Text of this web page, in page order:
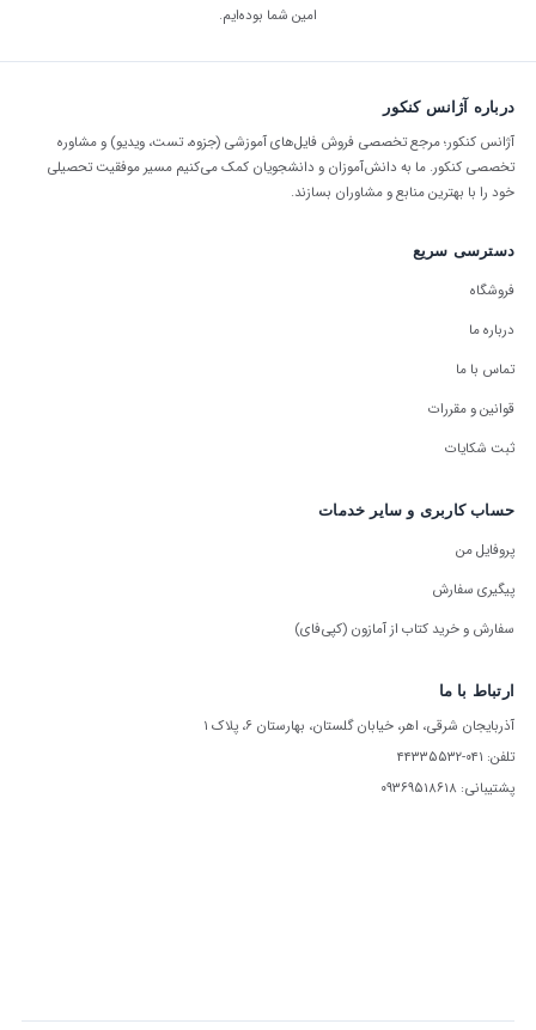
امین شما بوده‌ایم.
درباره آژانس کنکور
آژانس کنکور؛ مرجع تخصصی فروش فایل‌های آموزشی (جزوه، تست، ویدیو) و مشاوره
تخصصی کنکور. ما به دانش‌آموزان و دانشجویان کمک می‌کنیم مسیر موفقیت تحصیلی
خود را با بهترین منابع و مشاوران بسازند.
دسترسی سریع
فروشگاه
درباره ما
تماس با ما
قوانین و مقررات
ثبت شکایات
حساب کاربری و سایر خدمات
پروفایل من
پیگیری سفارش
سفارش و خرید کتاب از آمازون (کپی‌فای)
ارتباط با ما
آذربایجان شرقی، اهر، خیابان گلستان، بهارستان ۶، پلاک ۱
تلفن: ۰۴۱-۴۴۳۳۵۵۳۲
پشتیبانی: ۰۹۳۶۹۵۱۸۶۱۸